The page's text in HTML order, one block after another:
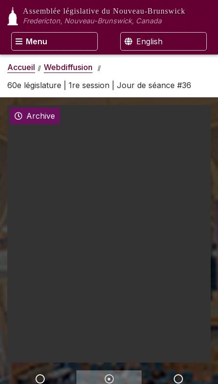
Assemblée législative du Nouveau-Brunswick
Fredericton, Nouveau-Brunswick, Canada
Menu English
Accueil
Webdiffusion
60e législature | 1re session | Jour de séance #36
Archive